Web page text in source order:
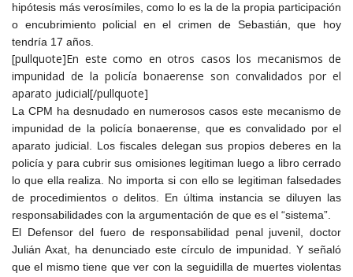
hipótesis más verosímiles, como lo es la de la propia participación
o encubrimiento policial en el crimen de Sebastián, que hoy
tendría 17 años.
[pullquote]En este como en otros casos los mecanismos de
impunidad de la policía bonaerense son convalidados por el
aparato judicial[/pullquote]
La CPM ha desnudado en numerosos casos este mecanismo de
impunidad de la policía bonaerense, que es convalidado por el
aparato judicial. Los fiscales delegan sus propios deberes en la
policía y para cubrir sus omisiones legitiman luego a libro cerrado
lo que ella realiza. No importa si con ello se legitiman falsedades
de procedimientos o delitos. En última instancia se diluyen las
responsabilidades con la argumentación de que es el “sistema”.
El Defensor del fuero de responsabilidad penal juvenil, doctor
Julián Axat, ha denunciado este círculo de impunidad. Y señaló
que el mismo tiene que ver con la seguidilla de muertes violentas